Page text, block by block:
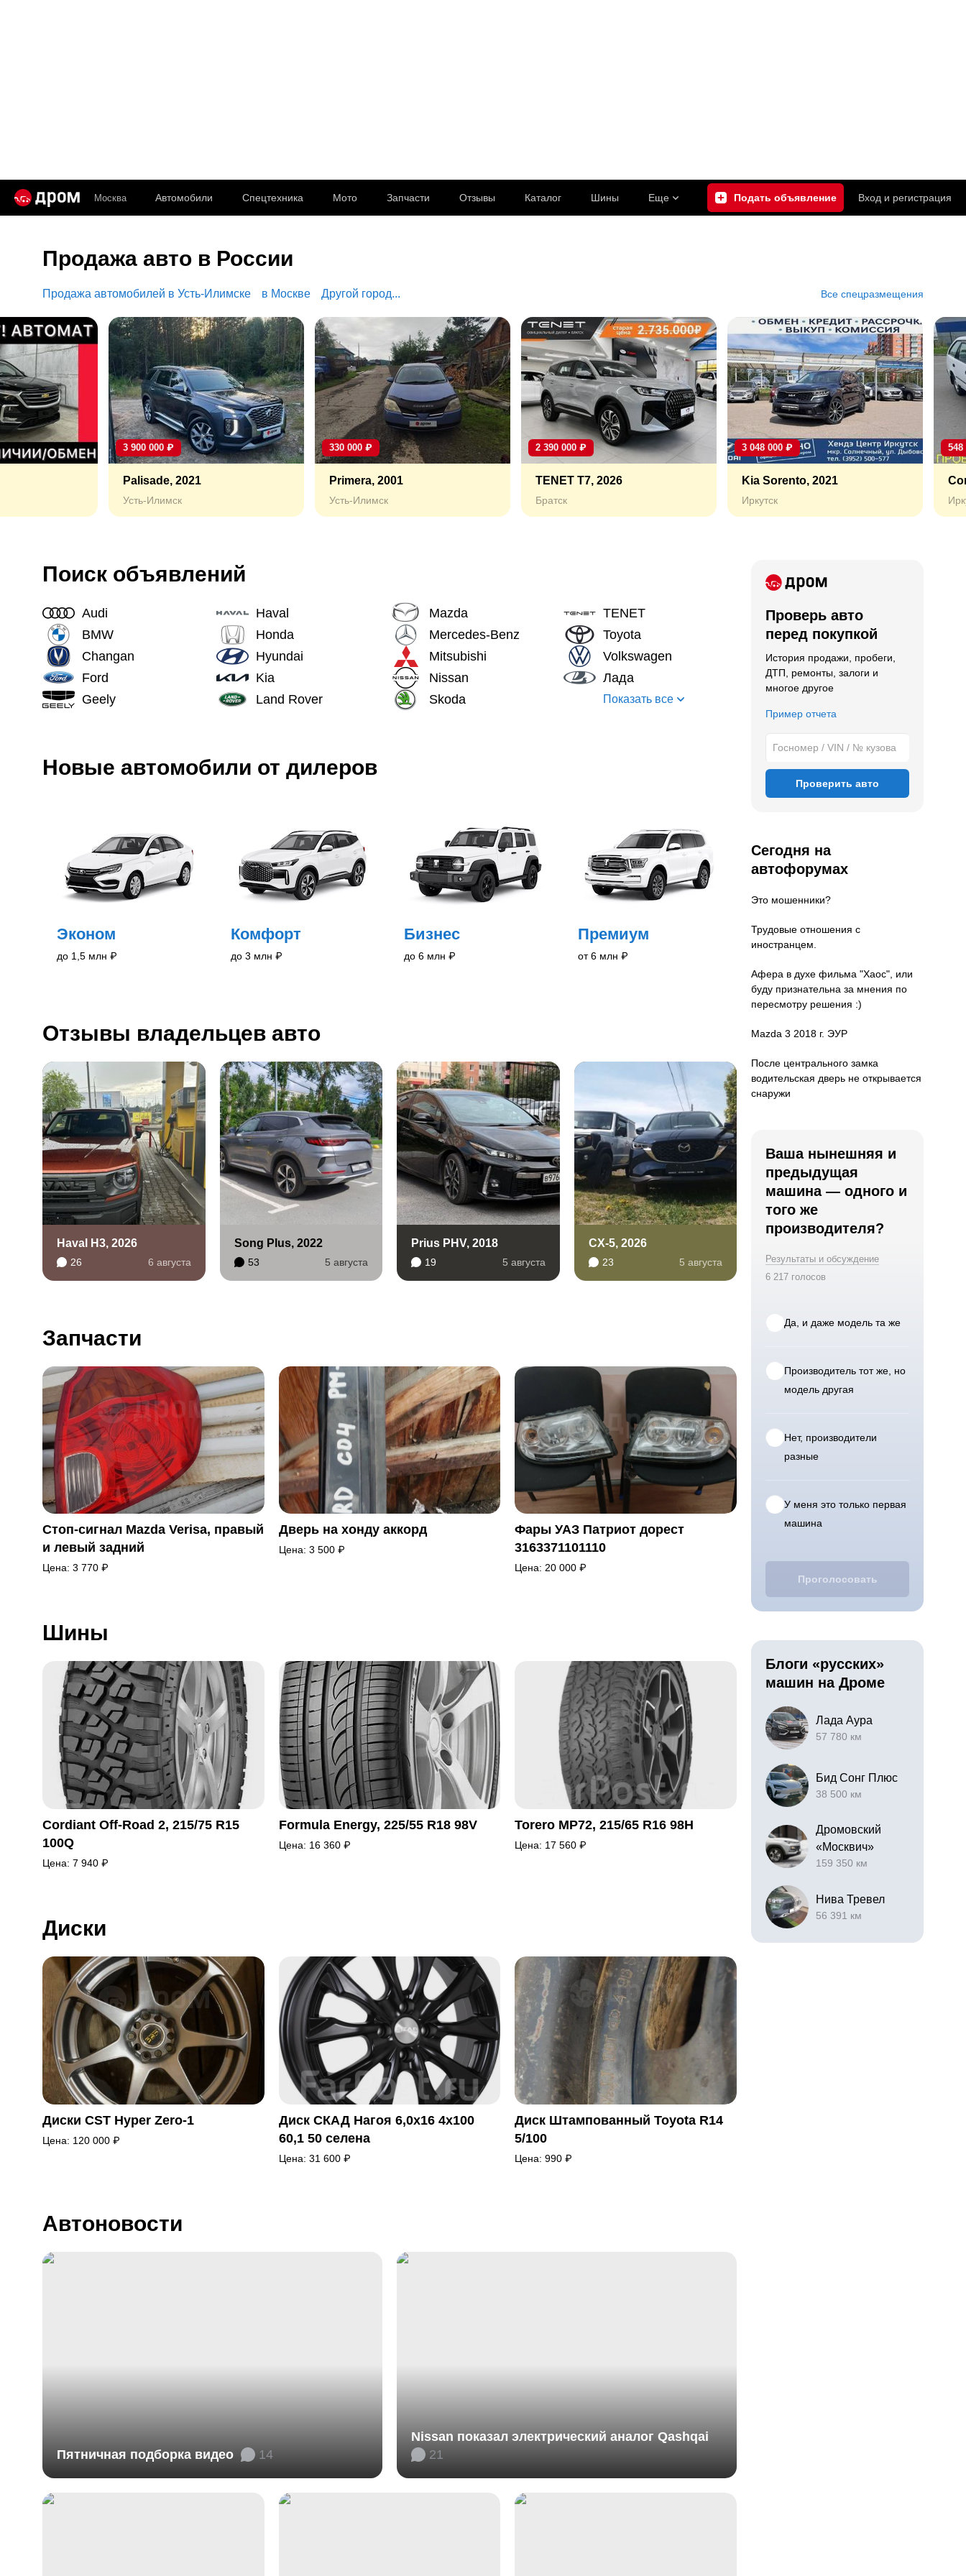
Москва Автомобили Спецтехника Мото Запчасти Отзывы Каталог Шины Еще Подать объявление Вход и регистрация
Продажа авто в России
Продажа автомобилей в Усть-Илимске в Москве Другой город... Все спецразмещения
3 900 000 ₽
Palisade, 2021
Усть-Илимск
330 000 ₽
Primera, 2001
Усть-Илимск
2 390 000 ₽
TENET T7, 2026
Братск
3 048 000 ₽
Kia Sorento, 2021
Иркутск
548
Поиск объявлений
Audi
BMW
Changan
Ford
Geely
Haval
Honda
Hyundai
Kia
Land Rover
Mazda
Mercedes-Benz
Mitsubishi
Nissan
Skoda
TENET
Toyota
Volkswagen
Лада
Показать все
Новые автомобили от дилеров
Эконом
до 1,5 млн ₽
Комфорт
до 3 млн ₽
Бизнес
до 6 млн ₽
Премиум
от 6 млн ₽
Отзывы владельцев авто
Haval H3, 2026
26 6 августа
Song Plus, 2022
53 5 августа
Prius PHV, 2018
19 5 августа
CX-5, 2026
23 5 августа
Запчасти
Стоп-сигнал Mazda Verisa, правый
и левый задний
Цена: 3 770 ₽
Дверь на хонду аккорд
Цена: 3 500 ₽
Фары УАЗ Патриот дорест
3163371101110
Цена:20 000 ₽
Шины
Cordiant Off-Road 2, 215/75 R15
100Q
Цена: 7 940 ₽
Formula Energy, 225/55 R18 98V
Цена: 16 360 ₽
Torero MP72, 215/65 R16 98H
Цена: 17 560 ₽
Диски
Диски CST Hyper Zero-1
Цена: 120 000 ₽
Диск СКАД Нагоя 6,0х16 4х100
60,1 50 селена
Цена: 31 600 ₽
Диск Штампованный Toyota R14
5/100
Цена:990 ₽
Автоновости
Пятничная подборка видео 14
Nissan показал электрический аналог Qashqai
21
Проверь авто
перед покупкой
История продажи, пробеги,
ДТП, ремонты, залоги и
многое другое
Пример отчета
Проверить авто
Сегодня на
автофорумах
Это мошенники?
Трудовые отношения с
иностранцем.
Афера в духе фильма "Хаос", или
буду признательна за мнения по
пересмотру решения :)
Mazda 3 2018 г. ЭУР
После центрального замка
водительская дверь не открывается
снаружи
Ваша нынешняя и
предыдущая
машина — одного и
того же
производителя?
Результаты и обсуждение
6 217 голосов
Да, и даже модель та же
Производитель тот же, но
модель другая
Нет, производители
разные
У меня это только первая
машина
Проголосовать
Блоги «русских»
машин на Дроме
Лада Аура
57 780 км
Бид Сонг Плюс
38 500 км
Дромовский
«Москвич»
159 350 км
Нива Тревел
56 391 км